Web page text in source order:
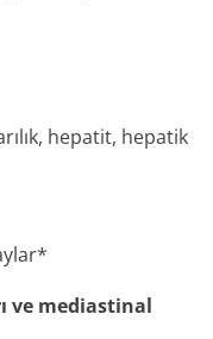
hepatit, hepatik
ve mediastinal